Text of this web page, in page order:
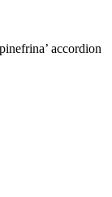
accordion